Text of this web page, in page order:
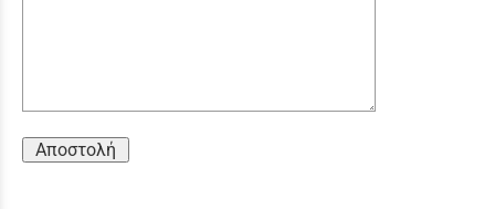
Αποστολή